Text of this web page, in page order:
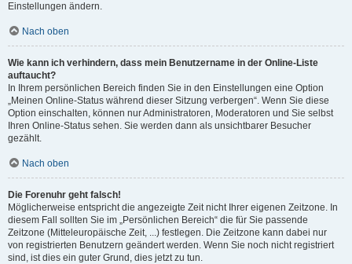
Einstellungen ändern.
Nach oben
Wie kann ich verhindern, dass mein Benutzername in der Online-Liste
auftaucht?
In Ihrem persönlichen Bereich finden Sie in den Einstellungen eine Option
„Meinen Online-Status während dieser Sitzung verbergen“. Wenn Sie diese
Option einschalten, können nur Administratoren, Moderatoren und Sie selbst
Ihren Online-Status sehen. Sie werden dann als unsichtbarer Besucher
gezählt.
Nach oben
Die Forenuhr geht falsch!
Möglicherweise entspricht die angezeigte Zeit nicht Ihrer eigenen Zeitzone. In
diesem Fall sollten Sie im „Persönlichen Bereich“ die für Sie passende
Zeitzone (Mitteleuropäische Zeit, ...) festlegen. Die Zeitzone kann dabei nur
von registrierten Benutzern geändert werden. Wenn Sie noch nicht registriert
sind, ist dies ein guter Grund, dies jetzt zu tun.